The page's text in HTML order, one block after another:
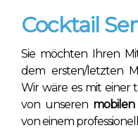
Cocktail
Sie möchten Ihren
dem ersten/letzten
Wir wäre es mit einer
von unseren
von einem